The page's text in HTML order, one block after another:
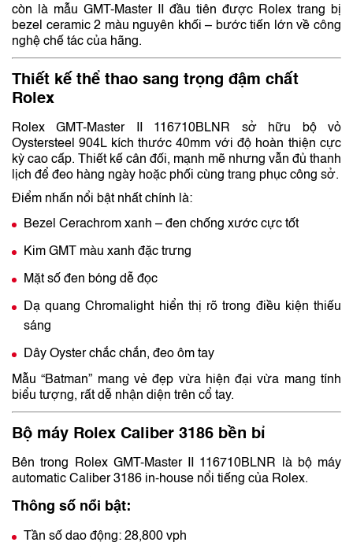
còn là mẫu GMT-Master II đầu tiên được Rolex trang bị
bezel ceramic 2 màu nguyên khối – bước tiến lớn về công
nghệ chế tác của hãng.
Thiết kế thể thao sang trọng đậm chất
Rolex
Rolex GMT-Master II 116710BLNR sở hữu bộ vỏ
Oystersteel 904L kích thước 40mm với độ hoàn thiện cực
kỳ cao cấp. Thiết kế cân đối, mạnh mẽ nhưng vẫn đủ thanh
lịch để đeo hàng ngày hoặc phối cùng trang phục công sở.
Điểm nhấn nổi bật nhất chính là:
Bezel Cerachrom xanh – đen chống xước cực tốt
Kim GMT màu xanh đặc trưng
Mặt số đen bóng dễ đọc
Dạ quang Chromalight hiển thị rõ trong điều kiện thiếu
sáng
Dây Oyster chắc chắn, đeo ôm tay
Mẫu “Batman” mang vẻ đẹp vừa hiện đại vừa mang tính
biểu tượng, rất dễ nhận diện trên cổ tay.
Bộ máy Rolex Caliber 3186 bền bỉ
Bên trong Rolex GMT-Master II 116710BLNR là bộ máy
automatic Caliber 3186 in-house nổi tiếng của Rolex.
Thông số nổi bật:
Tần số dao động: 28,800 vph